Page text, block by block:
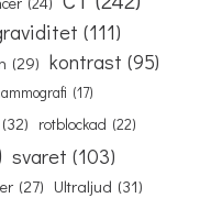
(111)
(29) kontrast (95)
(17)
(32) rotblockad (22)
svaret (103)
(27) Ultraljud (31)